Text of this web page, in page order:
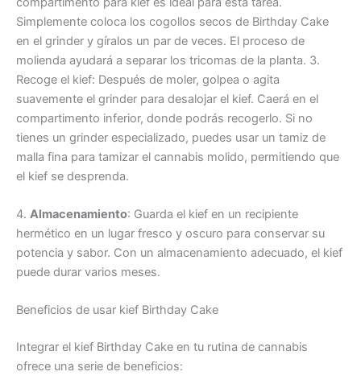
Simplemente coloca los cogollos secos de Birthday Cake
en el grinder y gíralos un par de veces. El proceso de
molienda ayudará a separar los tricomas de la planta. 3.
Recoge el kief: Después de moler, golpea o agita
suavemente el grinder para desalojar el kief. Caerá en el
compartimento inferior, donde podrás recogerlo. Si no
tienes un grinder especializado, puedes usar un tamiz de
malla fina para tamizar el cannabis molido, permitiendo que
el kief se desprenda.
4. Almacenamiento: Guarda el kief en un recipiente
hermético en un lugar fresco y oscuro para conservar su
potencia y sabor. Con un almacenamiento adecuado, el kief
puede durar varios meses.
Beneficios de usar kief Birthday Cake
Integrar el kief Birthday Cake en tu rutina de cannabis
ofrece una serie de beneficios: